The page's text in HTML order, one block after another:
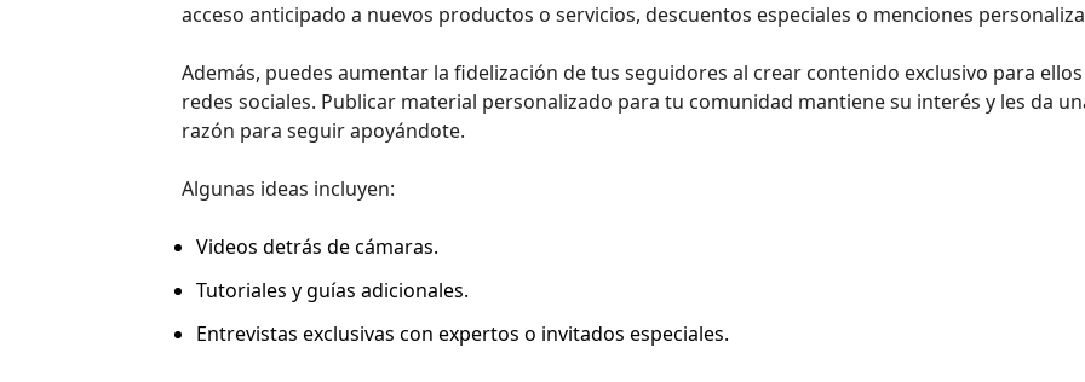
acceso anticipado a nuevos productos o servicios, descuentos especiales o menciones
Además, puedes aumentar la fidelización de tus seguidores al crear contenido exclusivo para
redes sociales. Publicar material personalizado para tu comunidad mantiene su interés y les da
razón para seguir apoyándote.
Algunas ideas incluyen:
Videos detrás de cámaras.
Tutoriales y guías adicionales.
Entrevistas exclusivas con expertos o invitados especiales.